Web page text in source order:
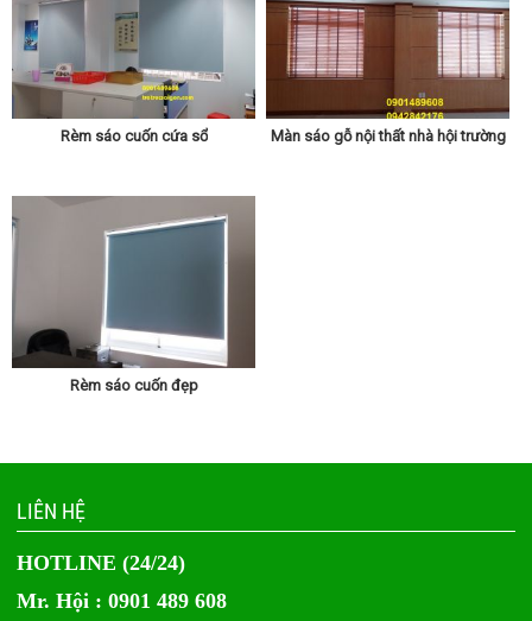
Rèm sáo cuốn cứa sổ Màn sáo gỗ nội thất nhà hội trường
Rèm sáo cuốn đẹp
LIÊN HỆ
HOTLINE (24/24)
Mr. Hội : 0901 489 608